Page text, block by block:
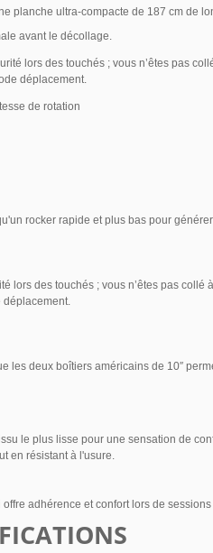
planche ultra-compacte de 187 cm de
avant le décollage.
lors des touchés ; vous n’êtes pas
déplacement.
de rotation
rocker rapide et plus bas pour
des touchés ; vous n’êtes pas collé
déplacement.
deux boîtiers américains de 10″
le plus lisse pour une sensation de
en résistant à l'usure.
adhérence et confort lors de